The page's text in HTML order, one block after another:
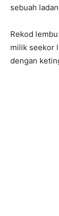
sebuah
Rekod
milik seekor
dengan